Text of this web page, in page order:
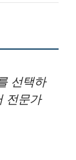
선택하
전문가